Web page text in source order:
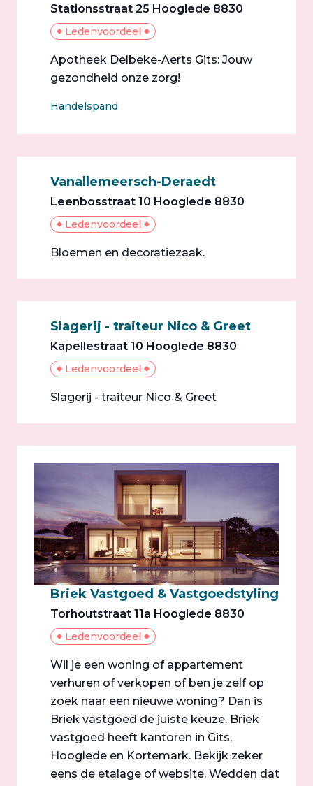
Stationsstraat 25 Hooglede 8830
Ledenvoordeel
Apotheek Delbeke-Aerts Gits: Jouw
gezondheid onze zorg!
Handelspand
Vanallemeersch-Deraedt
Leenbosstraat 10 Hooglede 8830
Ledenvoordeel
Bloemen en decoratiezaak.
Slagerij - traiteur Nico & Greet
Kapellestraat 10 Hooglede 8830
Ledenvoordeel
Slagerij - traiteur Nico & Greet
Briek Vastgoed & Vastgoedstyling
Torhoutstraat 11a Hooglede 8830
Ledenvoordeel
Wil je een woning of appartement
verhuren of verkopen of ben je zelf op
zoek naar een nieuwe woning? Dan is
Briek vastgoed de juiste keuze. Briek
vastgoed heeft kantoren in Gits,
Hooglede en Kortemark. Bekijk zeker
eens de etalage of website. Wedden dat